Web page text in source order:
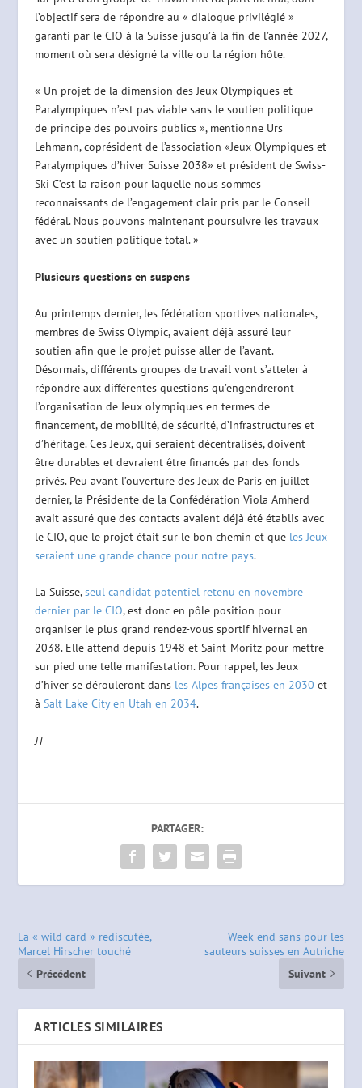
l’objectif sera de répondre au « dialogue privilégié »
garanti par le CIO à la Suisse jusqu’à la fin de l’année 2027,
moment où sera désigné la ville ou la région hôte.
« Un projet de la dimension des Jeux Olympiques et
Paralympiques n’est pas viable sans le soutien politique
de principe des pouvoirs publics », mentionne Urs
Lehmann, coprésident de l’association «Jeux Olympiques et
Paralympiques d’hiver Suisse 2038» et président de Swiss-
Ski C’est la raison pour laquelle nous sommes
reconnaissants de l’engagement clair pris par le Conseil
fédéral. Nous pouvons maintenant poursuivre les travaux
avec un soutien politique total. »
Plusieurs questions en suspens
Au printemps dernier, les fédération sportives nationales,
membres de Swiss Olympic, avaient déjà assuré leur
soutien afin que le projet puisse aller de l’avant.
Désormais, différents groupes de travail vont s’atteler à
répondre aux différentes questions qu’engendreront
l’organisation de Jeux olympiques en termes de
financement, de mobilité, de sécurité, d’infrastructures et
d’héritage. Ces Jeux, qui seraient décentralisés, doivent
être durables et devraient être financés par des fonds
privés. Peu avant l’ouverture des Jeux de Paris en juillet
dernier, la Présidente de la Confédération Viola Amherd
avait assuré que des contacts avaient déjà été établis avec
le CIO, que le projet était sur le bon chemin et que les Jeux
seraient une grande chance pour notre pays.
La Suisse,seul candidat potentiel retenu en novembre
dernier par le CIO, est donc en pôle position pour
organiser le plus grand rendez-vous sportif hivernal en
2038. Elle attend depuis 1948 et Saint-Moritz pour mettre
sur pied une telle manifestation. Pour rappel, les Jeux
d’hiver se dérouleront dans les Alpes françaises en 2030 et
à Salt Lake City en Utah en 2034.
JT
PARTAGER:
La « wild card » rediscutée,
Marcel Hirscher touché
Précédent
Week-end sans pour les
sauteurs suisses en Autriche
Suivant
ARTICLES SIMILAIRES